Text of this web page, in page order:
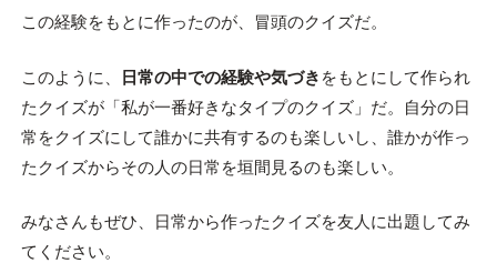
この経験をもとに作ったのが、冒頭のクイズだ。
このように、 日常の中での経験や気づき をもとにして作られ
たクイズが「私が一番好きなタイプのクイズ」だ。自分の日
常をクイズにして誰かに共有するのも楽しいし、誰かが作っ
たクイズからその人の日常を垣間見るのも楽しい。
みなさんもぜひ、日常から作ったクイズを友人に出題してみ
てください。